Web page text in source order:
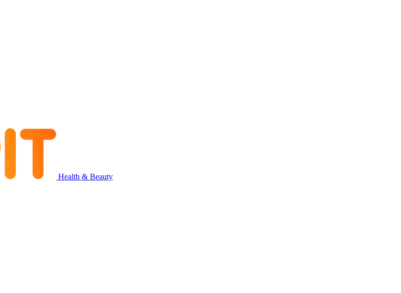
Health & Beauty